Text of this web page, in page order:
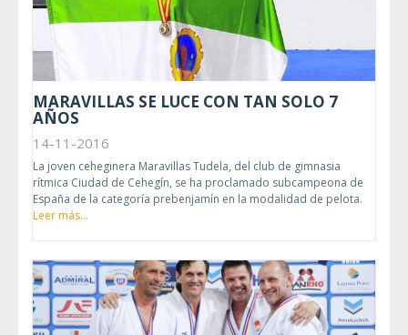
MARAVILLAS SE LUCE CON TAN SOLO 7
AÑOS
14-11-2016
La joven ceheginera Maravillas Tudela, del club de gimnasia
rítmica Ciudad de Cehegín, se ha proclamado subcampeona de
España de la categoría prebenjamín en la modalidad de pelota.
Leer más...